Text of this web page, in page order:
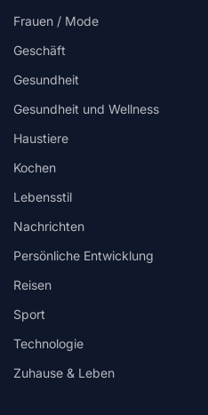
Frauen / Mode
Geschäft
Gesundheit
Gesundheit und Wellness
Haustiere
Kochen
Lebensstil
Nachrichten
Persönliche Entwicklung
Reisen
Sport
Technologie
Zuhause & Leben